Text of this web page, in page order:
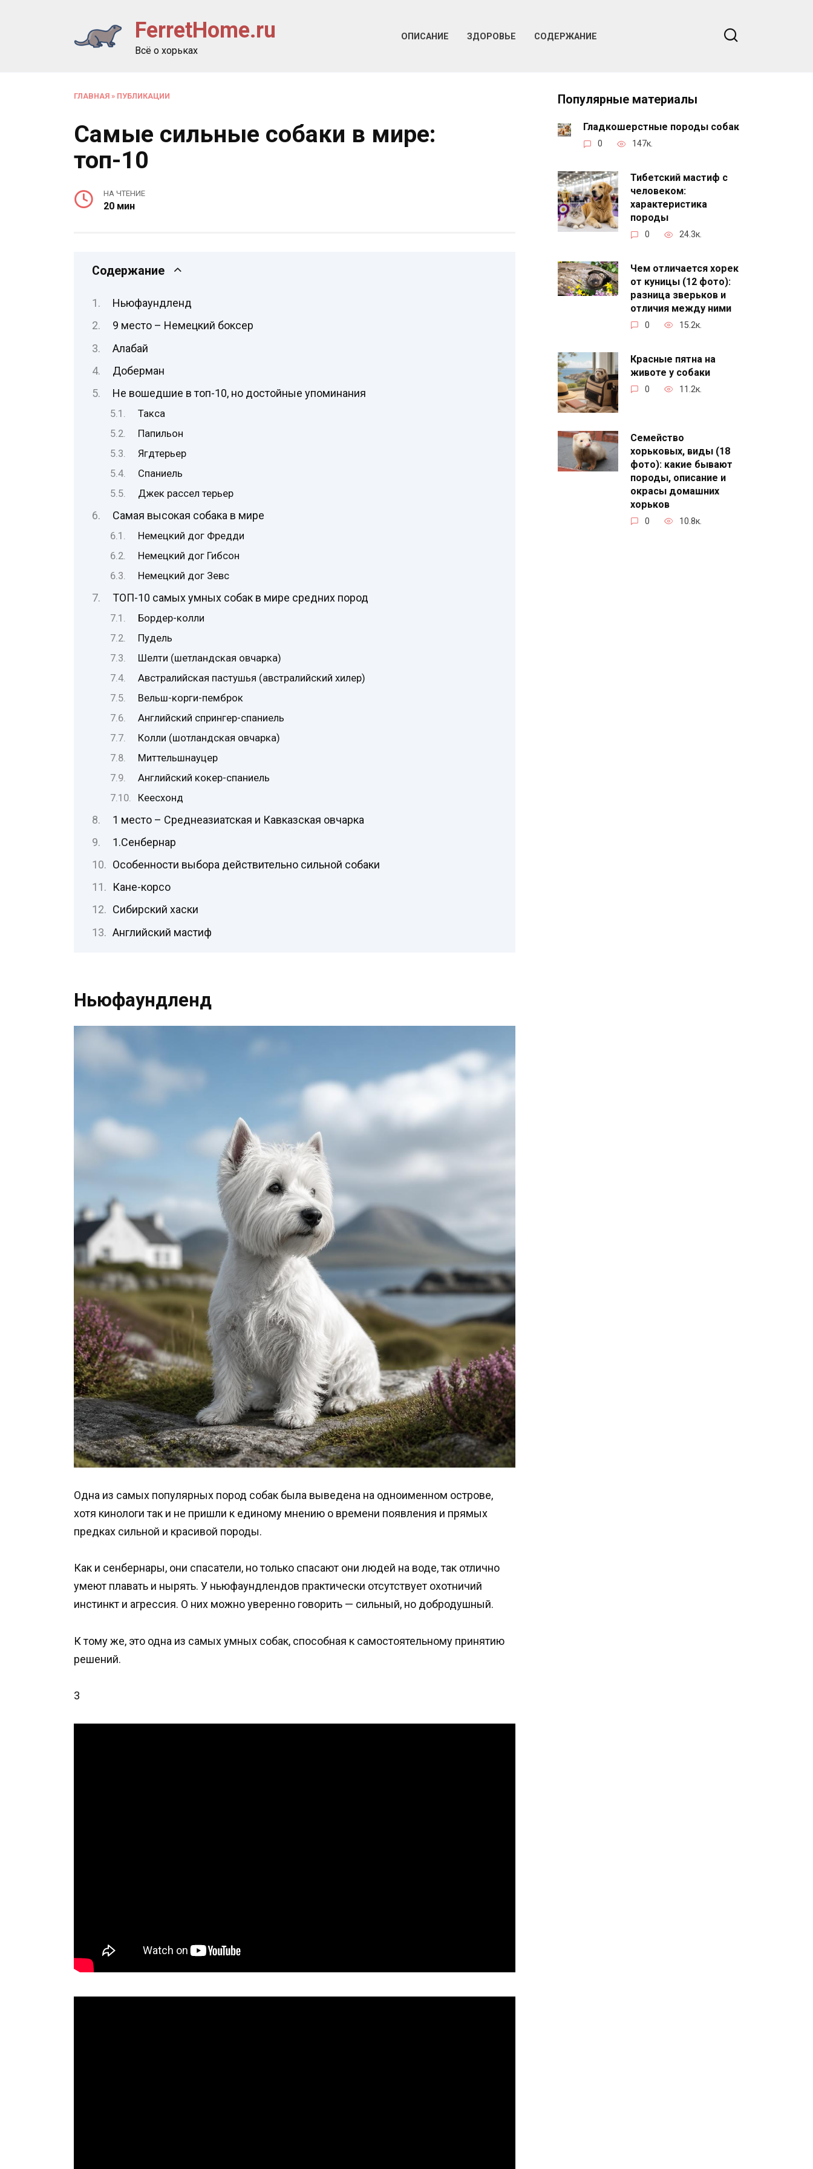
FerretHome.ru
Всё о хорьках
ОПИСАНИЕ ЗДОРОВЬЕ СОДЕРЖАНИЕ
ГЛАВНАЯ » ПУБЛИКАЦИИ
Самые сильные собаки в мире:
топ-10
НА ЧТЕНИЕ
20 мин
Содержание
Ньюфаундленд
9 место – Немецкий боксер
Алабай
Доберман
Не вошедшие в топ-10, но достойные упоминания
Такса
Папильон
Ягдтерьер
Спаниель
Джек рассел терьер
Самая высокая собака в мире
Немецкий дог Фредди
Немецкий дог Гибсон
Немецкий дог Зевс
ТОП-10 самых умных собак в мире средних пород
Бордер-колли
Пудель
Шелти (шетландская овчарка)
Австралийская пастушья (австралийский хилер)
Вельш-корги-пемброк
Английский спрингер-спаниель
Колли (шотландская овчарка)
Миттельшнауцер
Английский кокер-спаниель
Кеесхонд
1 место – Среднеазиатская и Кавказская овчарка
1.Сенбернар
Особенности выбора действительно сильной собаки
Кане-корсо
Сибирский хаски
Английский мастиф
Ньюфаундленд
Одна из самых популярных пород собак была выведена на одноименном острове,
хотя кинологи так и не пришли к единому мнению о времени появления и прямых
предках сильной и красивой породы.
Как и сенбернары, они спасатели, но только спасают они людей на воде, так отлично
умеют плавать и нырять. У ньюфаундлендов практически отсутствует охотничий
инстинкт и агрессия. О них можно уверенно говорить — сильный, но добродушный.
К тому же, это одна из самых умных собак, способная к самостоятельному принятию
решений.
3
Популярные материалы
Гладкошерстные породы собак
0 147к.
Тибетский мастиф с
человеком:
характеристика
породы
0 24.3к.
Чем отличается хорек
от куницы (12 фото):
разница зверьков и
отличия между ними
0 15.2к.
Красные пятна на
животе у собаки
0 11.2к.
Семейство
хорьковых, виды (18
фото): какие бывают
породы, описание и
окрасы домашних
хорьков
0 10.8к.